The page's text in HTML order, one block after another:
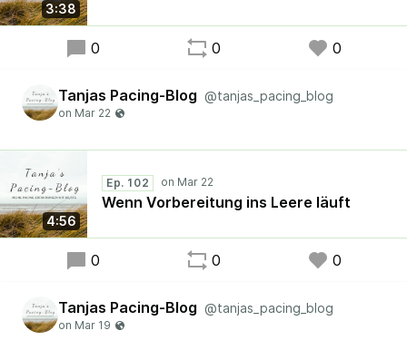
3:38
0 0 0
Tanjas Pacing-Blog @tanjas_pacing_blog
4:56
Ep. 102
Wenn Vorbereitung ins Leere läuft
0 0 0
Tanjas Pacing-Blog @tanjas_pacing_blog